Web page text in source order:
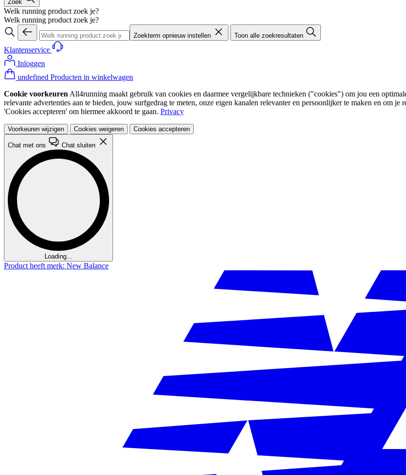
Zoek
Welk running product zoek je?
Welk running product zoek je?
Zoekterm opnieuw instellen Toon alle zoekresultaten
Klantenservice
Inloggen
undefined Producten in winkelwagen
Cookie voorkeuren All4running maakt gebruik van cookies en daarmee vergelijkbare technieken ("cookies") om jou een
relevante advertenties aan te bieden, jouw surfgedrag te meten, onze eigen kanalen relevanter en persoonlijker te maken en om
'Cookies accepteren' om hiermee akkoord te gaan. Privacy
Voorkeuren wijzigen Cookies weigeren Cookies accepteren
Chat met ons Chat sluiten
Loading...
Product heeft merk: New Balance